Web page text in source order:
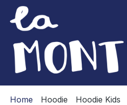
Hauptinhalt springen
Zur Suche springen
Zur Hauptnavigation springen
Home Hoodie Hoodie Kids